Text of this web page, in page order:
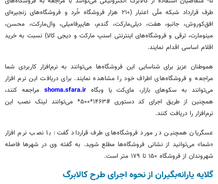
طرف قرارداد شبکه ملّی اعتبار (۲۱۰ هزار فروشگاه خُرد و فروشگاه‌های زنجیره‌ای
افق‌کوروش، جانبو، هفت،دیلی‌مارکت، گندم، هایپرفامیلی، وال‌مارکت، محسن،
مینومارت، ترقی و فروشگاه‌های اینترنتی اسنپ مارکت و دیجیکالا) نسبت به خرید
اقلام اساسی اقدام نمایند.
هموطنان عزیز برای شناسایی این فروشگاه‌ها می‌توانند به نرم‌افزار کاربردی شما
مراجعه و فروشگاه‌های اطراف خود را مشاهده نمایند. برای دریافت این نرم افزار
می‌توانند به سکوهای بازار، مای‌کت یا وبگاه shoma.sfara.ir
مراجعه کنند،
همچنین از طریق اجرای کد دستوری #۱۴۶۳*۵۰۰* می‌توانند لینک نصب این
نرم‌افزار را دریافت کنند.
عسگریان همچنین در مورد فروشگاه‌های طرف قرارداد گفت: با نصب نرم افزار
«شما» می‌توانید از نشانی فروشگاه‌ها مطلع شوید. به گفته وی در شهرها فاصله
شهروندان از فروشگاه ۱۵۰ تا ۱۷۹ متر است.
گلایه یارانه‌بگیران از نحوه اجرای طرح کالابرگ